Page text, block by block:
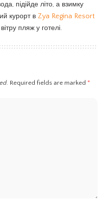
підійде літо, а взимку
курорт в Zya Regina Resort
пляж у готелі.
Required fields are marked *